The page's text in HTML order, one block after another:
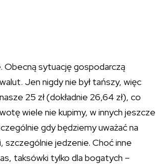
Obecną sytuację gospodarczą
Jen nigdy nie był tańszy, więc
25 zł (dokładnie 26,64 zł), co
wiele nie kupimy, w innych jeszcze
gdy będziemy uważać na
szczególnie jedzenie. Choć inne
taksówki tylko dla bogatych –